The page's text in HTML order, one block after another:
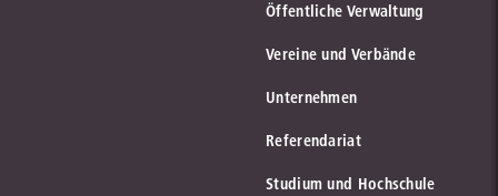
Öffentliche Verwaltung
Vereine und Verbände
Unternehmen
Referendariat
Studium und Hochschule